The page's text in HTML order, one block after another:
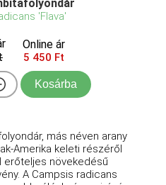
'Flava'
Online ár
5 450 Ft
Kosárba
más néven arany
Amerika keleti részéről
erőteljes növekedésű
A Campsis radicans